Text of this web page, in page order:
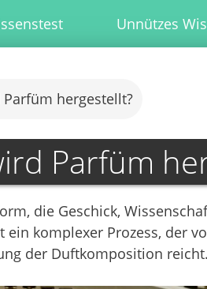
Unnützes
hergestellt?
Parfüm
die Geschick,
ein komplexer Prozess, der
der Duftkomposition reicht.